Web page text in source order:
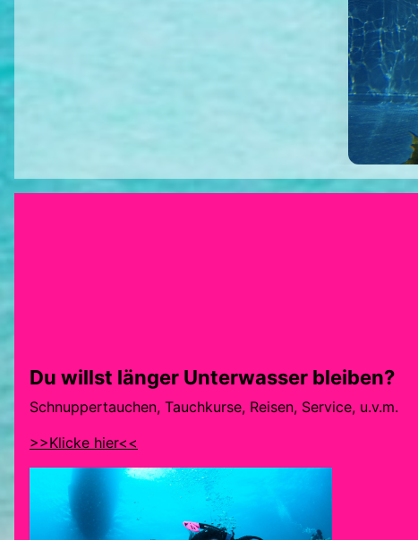
Du willst länger Unterwasser bleiben?
Schnuppertauchen, Tauchkurse, Reisen, Service, u.v.m.
>>Klicke hier<<